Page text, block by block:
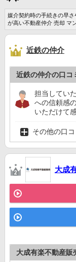
媒介契約時の手続きの早
が高い不動産仲介 売却 マ
近鉄の仲介
近鉄の仲介の口コ
担当してい
への信頼感
いただけて
その他の口
大成
大成有楽不動産販